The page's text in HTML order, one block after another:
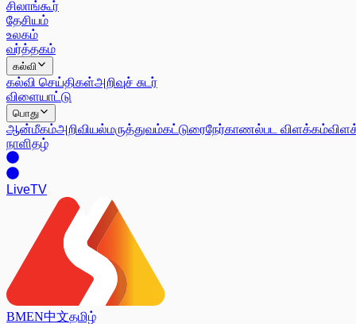
சிலாங்கூர்
தேசியம்
உலகம்
வர்த்தகம்
கல்வி
கல்வி செய்திகள்அறிவுச் சுடர்
விளையாட்டு
பொது
ஆன்மீகம்அறிவியல்மருத்துவம்கட்டுரைநேர்காணல்பட விளக்கம்
நாளிதழ்
LiveTV
BMEN中文தமிழ்